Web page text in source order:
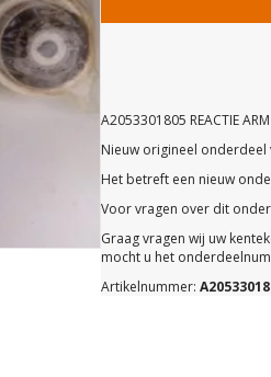
ARM
RECHTS
NEW
OLD
A2053301805 REACTIE ARM
Nieuw origineel onderdeel
Het betreft een nieuw
Voor vragen over dit
Graag vragen wij uw
mocht u het
Artikelnummer: